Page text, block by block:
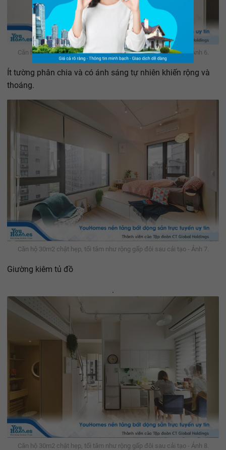
Căn hộ 30m2 chật hẹp, tối tăm như rộng gấp đôi sau cải tạo - Ảnh 6.
Ít tường phân chia và có ánh sáng tự nhiên khiến rộng và
thoáng.
Căn hộ 30m2 chật hẹp, tối tăm như rộng gấp đôi sau cải tạo - Ảnh 7.
Giường kiêm tủ đồ
.
Căn hộ 30m2 chật hẹp, tối tăm như rộng gấp đôi sau cải tạo - Ảnh 8.